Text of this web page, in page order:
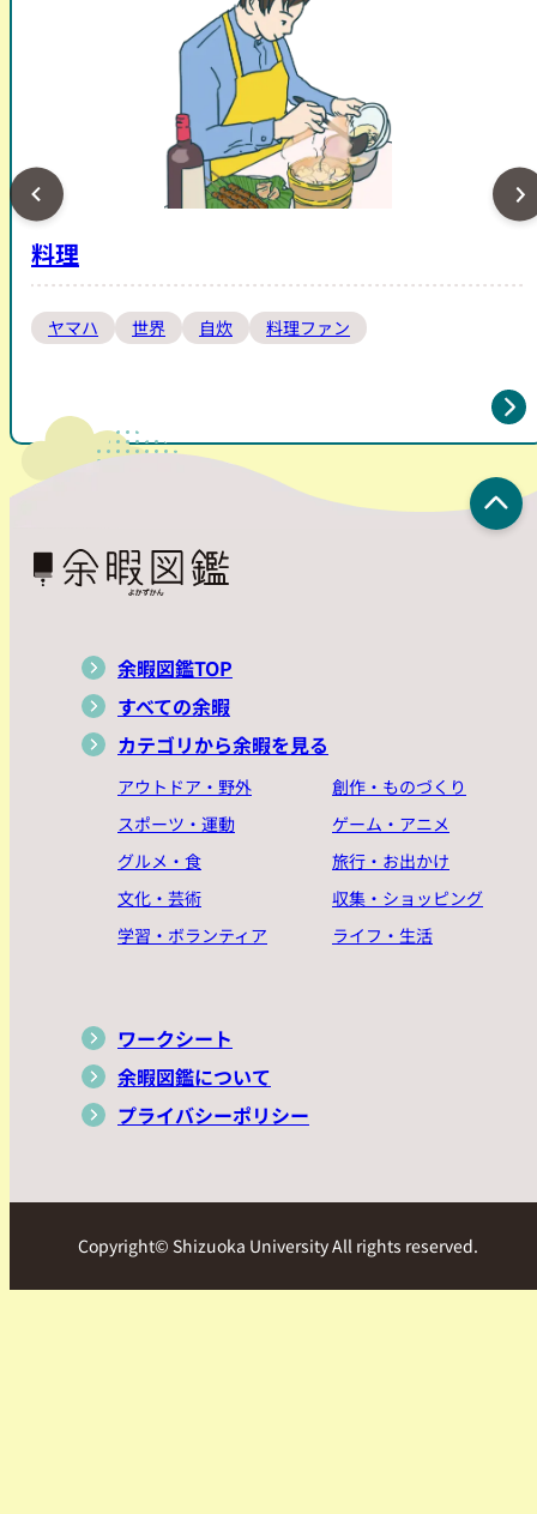
料理
ヤマハ 世界 自炊 料理ファン
余暇図鑑TOP
すべての余暇
カテゴリから余暇を見る
アウトドア・野外
創作・ものづくり
スポーツ・運動
ゲーム・アニメ
グルメ・食
旅行・お出かけ
文化・芸術
収集・ショッピング
学習・ボランティア
ライフ・生活
ワークシート
余暇図鑑について
プライバシーポリシー
Copyright© Shizuoka University All rights reserved.